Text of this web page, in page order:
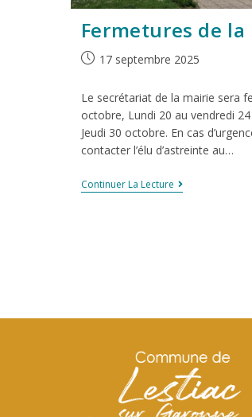
Fermetures de
17 septembre 2025
Le secrétariat de la mairie sera
octobre, Lundi 20 au vendredi
Jeudi 30 octobre. En cas
contacter l’élu d’astreinte au…
Continuer La Lecture